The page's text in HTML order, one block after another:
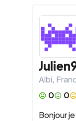
Albi,
0
0
Bonjour